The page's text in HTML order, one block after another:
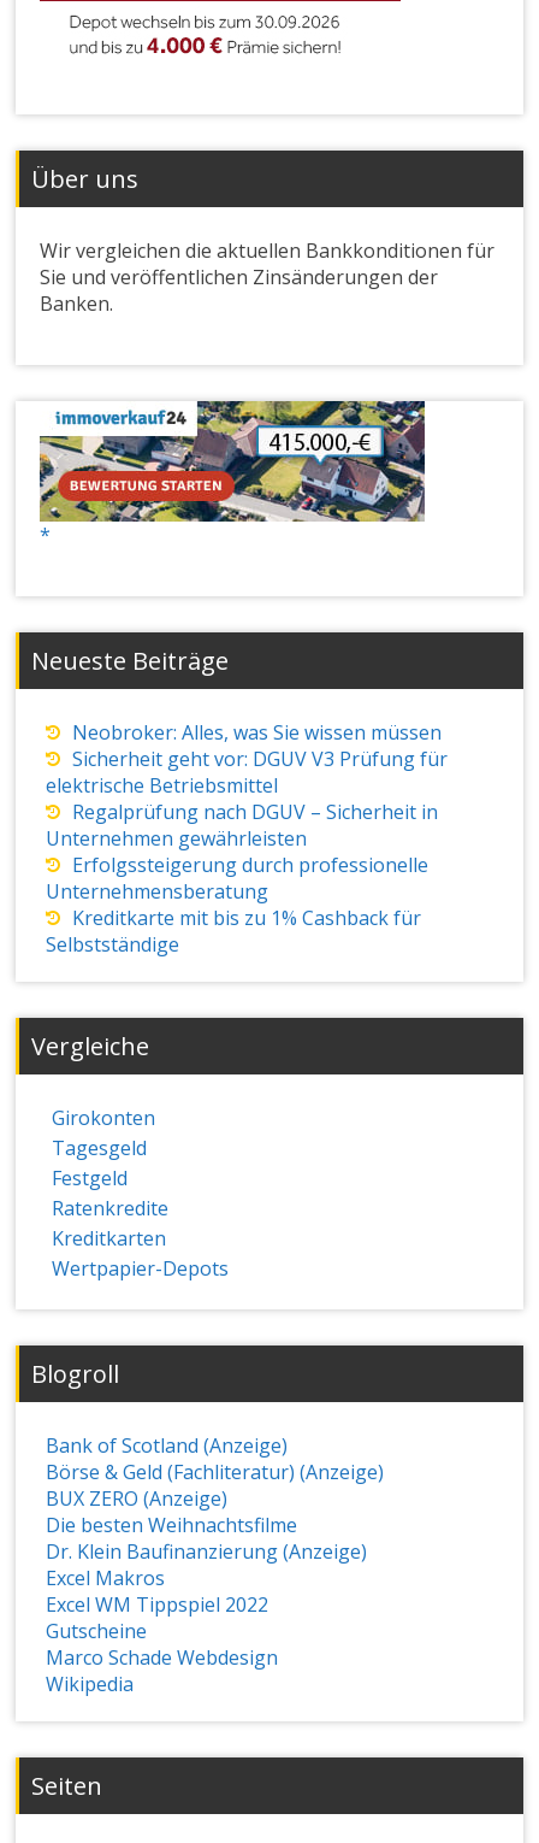
Über uns
Wir vergleichen die aktuellen Bankkonditionen für
Sie und veröffentlichen Zinsänderungen der
Banken.
Neueste Beiträge
Neobroker: Alles, was Sie wissen müssen
Sicherheit geht vor: DGUV V3 Prüfung für
elektrische Betriebsmittel
Regalprüfung nach DGUV – Sicherheit in
Unternehmen gewährleisten
Erfolgssteigerung durch professionelle
Unternehmensberatung
Kreditkarte mit bis zu 1% Cashback für
Selbstständige
Vergleiche
Girokonten
Tagesgeld
Festgeld
Ratenkredite
Kreditkarten
Wertpapier-Depots
Blogroll
Bank of Scotland (Anzeige)
Börse & Geld (Fachliteratur) (Anzeige)
BUX ZERO (Anzeige)
Die besten Weihnachtsfilme
Dr. Klein Baufinanzierung (Anzeige)
Excel Makros
Excel WM Tippspiel 2022
Gutscheine
Marco Schade Webdesign
Wikipedia
Seiten